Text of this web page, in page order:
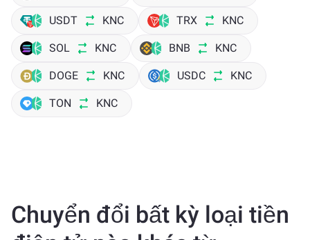
USDT KNC TRX KNC
SOL KNC BNB KNC
DOGE KNC USDC KNC
TON KNC
Chuyển đổi bất kỳ loại tiền